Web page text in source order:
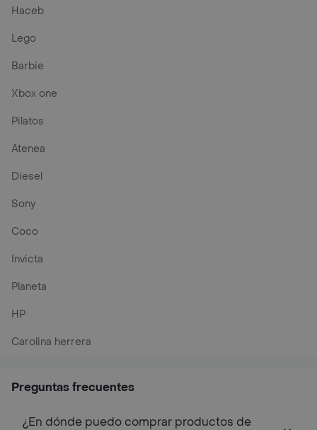
Haceb
Lego
Barbie
Xbox one
Pilatos
Atenea
Diesel
Sony
Coco
Invicta
Planeta
HP
Carolina herrera
Preguntas frecuentes
¿En dónde puedo comprar productos de